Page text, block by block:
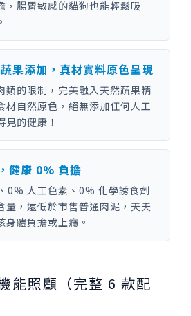
，腸胃敏感的貓狗也能輕鬆吸
果添加，真材實料原色呈現
類的限制，完美融入天然蔬果精
材自然原色，絕無添加任何人工
的健康！
健康 0% 負擔
0% 人工色素、0% 化學誘食劑
量，遠低於市售普通肉泥，天天
體負擔或上癮。
能照顧（完整 6 款配